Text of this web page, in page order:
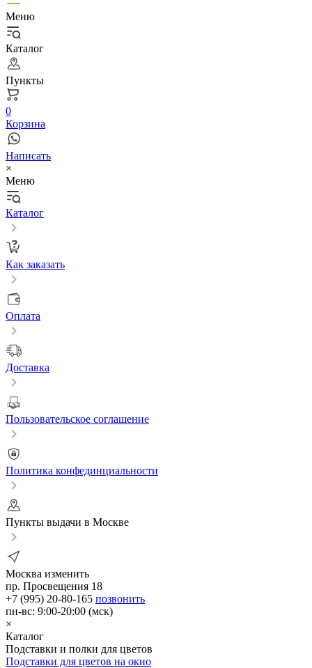
Меню
Каталог
Пункты
0
Корзина
Написать
×
Меню
Каталог
Как заказать
Оплата
Доставка
Пользовательское соглашение
Политика конфединциальности
Пункты выдачи в Москве
Москва изменить
пр. Просвещения 18
+7 (995) 20-80-165 позвонить
пн-вс: 9:00-20:00 (мск)
×
Каталог
Подставки и полки для цветов
Подставки для цветов на окно